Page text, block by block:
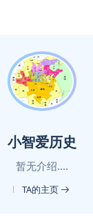
小智爱历史
暂无介绍....
TA的主页